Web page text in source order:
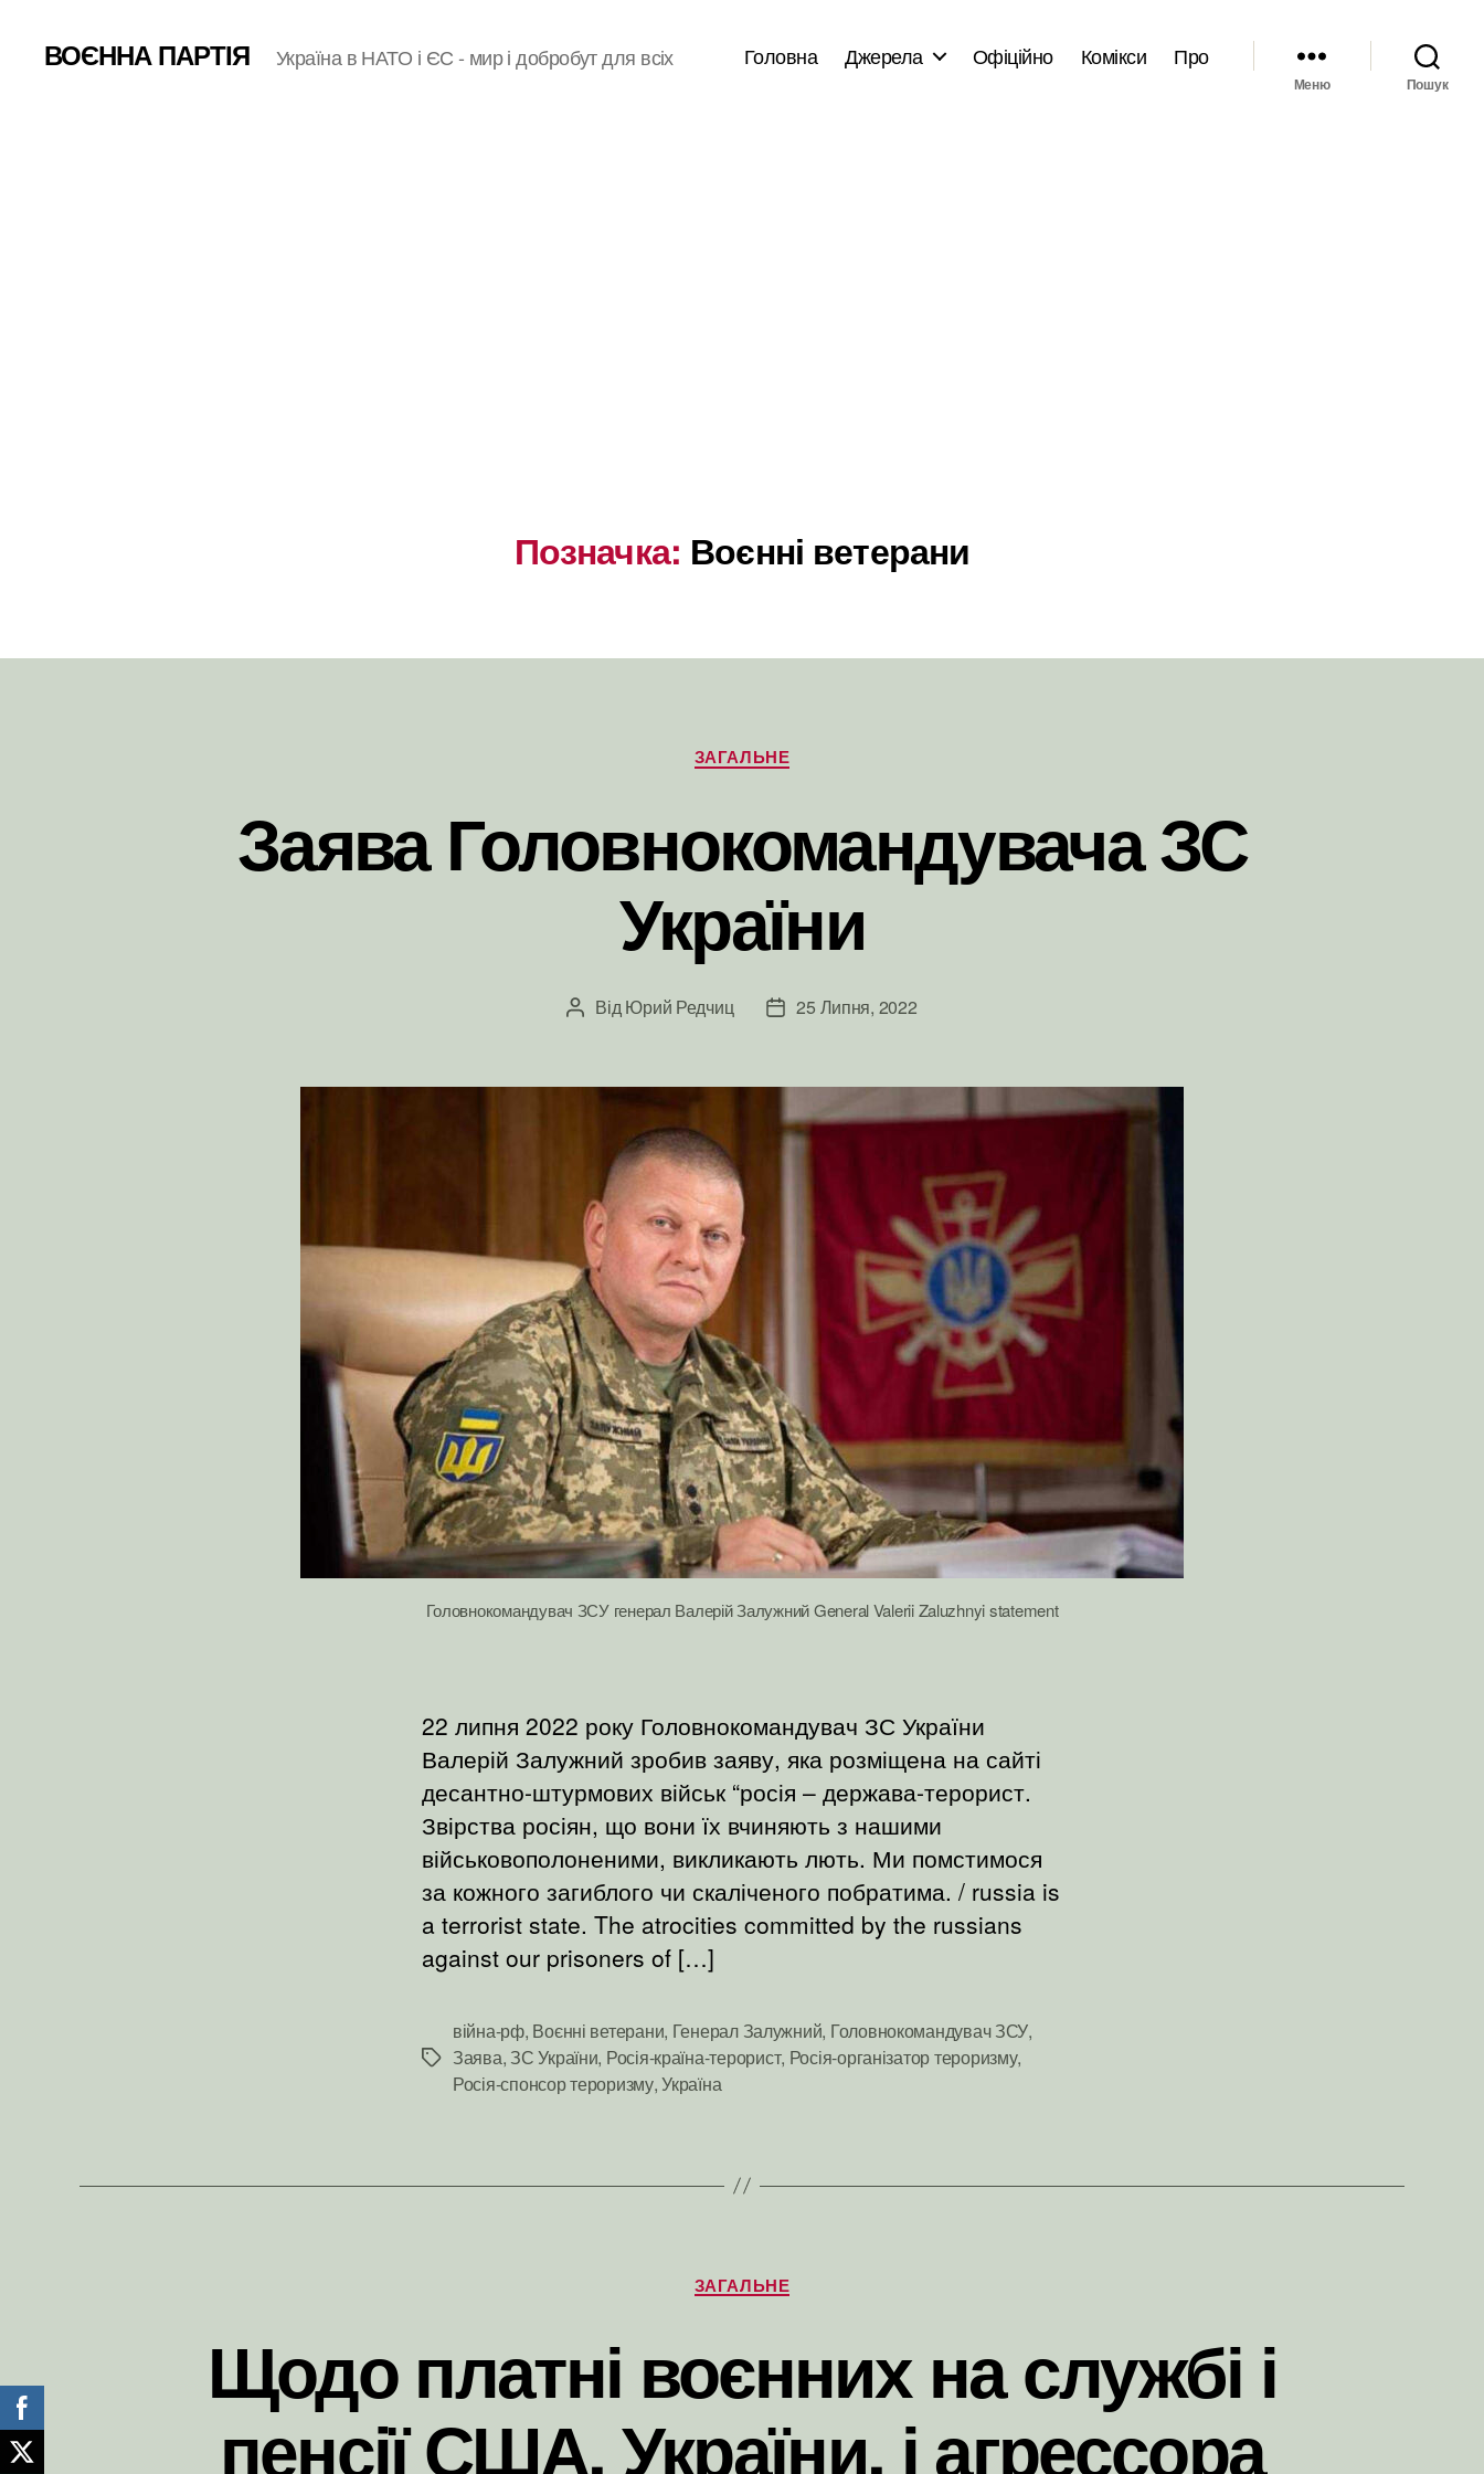
ВОЄННА ПАРТІЯ Україна в НАТО і ЄС - мир і добробут для всіх Головна Джерела Офіційно Комікси Про
Меню Пошук
Позначка: Воєнні ветерани
Категорії
ЗАГАЛЬНЕ
Заява Головнокомандувача ЗС
України
Автор
Від Юрий Редчиц
Дата25 Липня, 2022
Головнокомандувач ЗСУ генерал Валерій Залужний General Valerii Zaluzhnyi statement
22 липня 2022 року Головнокомандувач ЗС України
Валерій Залужний зробив заяву, яка розміщена на сайті
десантно-штурмових військ “росія – держава-терорист.
Звірства росіян, що вони їх вчиняють з нашими
військовополоненими, викликають лють. Ми помстимося
за кожного загиблого чи скаліченого побратима. / russia is
a terrorist state. The atrocities committed by the russians
against our prisoners of […]
Позначки
війна-рф, Воєнні ветерани, Генерал Залужний, Головнокомандувач ЗСУ,
Заява, ЗС України, Росія-країна-терорист, Росія-організатор тероризму,
Росія-спонсор тероризму,Україна
Категорії
ЗАГАЛЬНЕ
Щодо платні воєнних на службі і
пенсії США, України, і агрессора